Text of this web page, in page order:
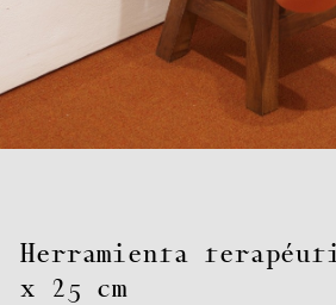
Herramienta
x 25 cm